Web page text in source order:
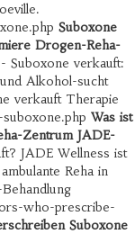
Suboxone
Drogen-Reha-
- Suboxone verkauft:
Alkohol-sucht
verkauft Therapie
Was ist
Zentrum JADE-
JADE Wellness ist
Reha in
who-prescribe-
Suboxone